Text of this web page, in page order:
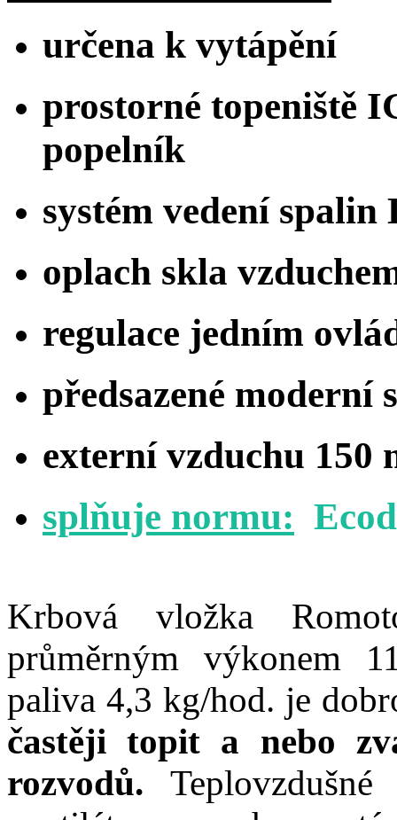
určena k vytápění
prostorné topeniště
popelník
systém vedení spalin
oplach skla
regulace jedním
předsazené moderní
externí vzduchu 150
splňuje normu:
Krbová vložka
průměrným výkonem
paliva 4,3 kg/hod. je
častěji topit a nebo
rozvodů.